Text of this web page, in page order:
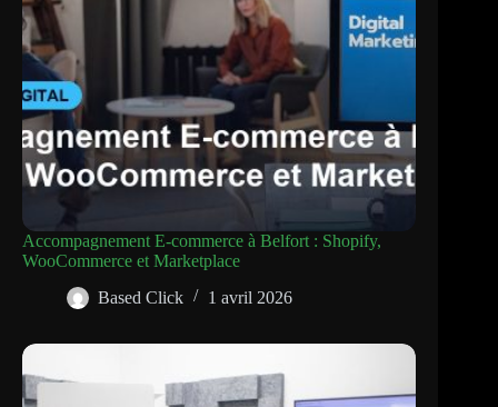
Accompagnement E-commerce à Belfort : Shopify,
WooCommerce et Marketplace
Based Click
1 avril 2026